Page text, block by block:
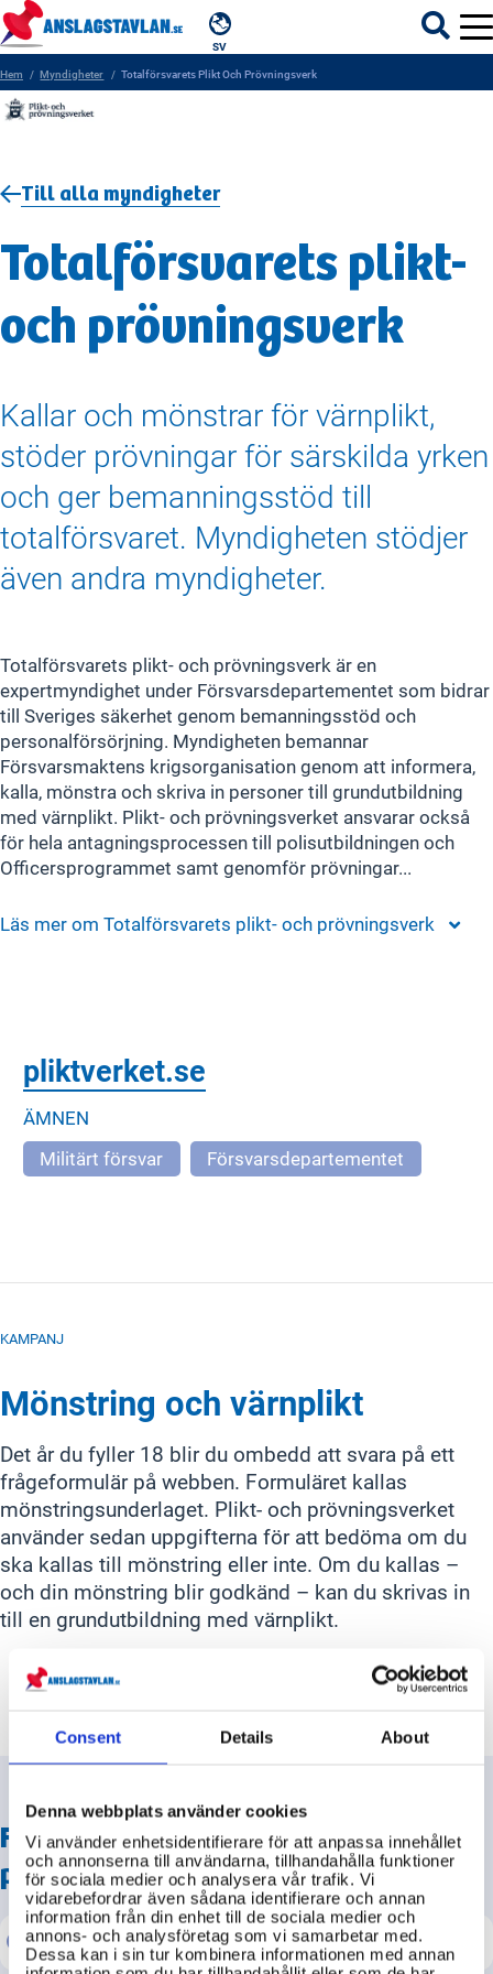
Consent Details About
Denna webbplats använder cookies
Vi använder enhetsidentifierare för att anpassa innehållet
och annonserna till användarna, tillhandahålla funktioner
för sociala medier och analysera vår trafik. Vi
vidarebefordrar även sådana identifierare och annan
information från din enhet till de sociala medier och
annons- och analysföretag som vi samarbetar med.
Dessa kan i sin tur kombinera informationen med annan
SV
MYNDIGHETER
REGIONER
KOMMUNER
Hem Myndigheter Totalförsvarets Plikt Och Prövningsverk
Till alla myndigheter
Totalförsvarets plikt-
och prövningsverk
Kallar och mönstrar för värnplikt,
stöder prövningar för särskilda yrken
och ger bemanningsstöd till
totalförsvaret. Myndigheten stödjer
även andra myndigheter.
Totalförsvarets plikt- och prövningsverk är en
expertmyndighet under Försvarsdepartementet som bidrar
till Sveriges säkerhet genom bemanningsstöd och
personalförsörjning. Myndigheten bemannar
Försvarsmaktens krigsorganisation genom att informera,
kalla, mönstra och skriva in personer till grundutbildning
med värnplikt. Plikt- och prövningsverket ansvarar också
för hela antagningsprocessen till polisutbildningen och
Officersprogrammet samt genomför prövningar...
Läs mer om Totalförsvarets plikt- och prövningsverk
pliktverket.se
ÄMNEN
Militärt försvar
Försvarsdepartementet
KAMPANJ
Mönstring och värnplikt
Det år du fyller 18 blir du ombedd att svara på ett
frågeformulär på webben. Formuläret kallas
mönstringsunderlaget. Plikt- och prövningsverket
använder sedan uppgifterna för att bedöma om du
ska kallas till mönstring eller inte. Om du kallas –
och din mönstring blir godkänd – kan du skrivas in
till en grundutbildning med värnplikt.
FRÅGATotalförsvarets plikt- och
prövningsverk